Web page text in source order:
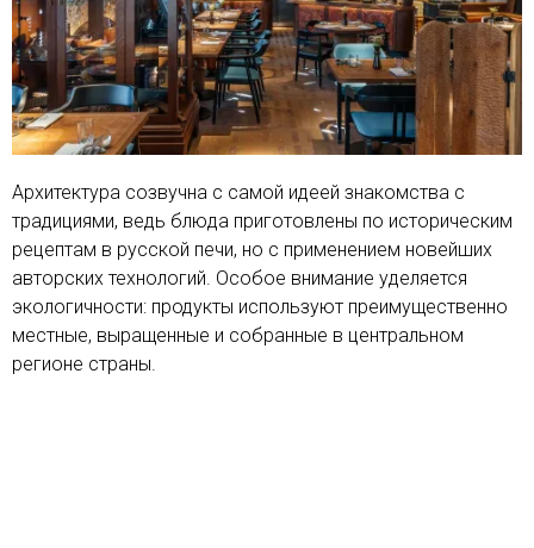
Архитектура созвучна с самой идеей знакомства с
традициями, ведь блюда приготовлены по историческим
рецептам в русской печи, но с применением новейших
авторских технологий. Особое внимание уделяется
экологичности: продукты используют преимущественно
местные, выращенные и собранные в центральном
регионе страны.